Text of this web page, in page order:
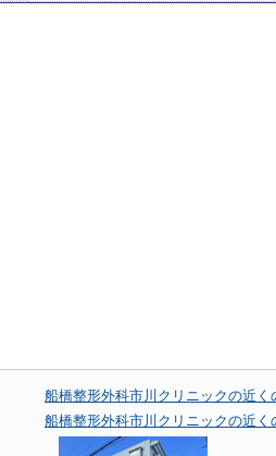
船橋整形外科市川クリニックの近く
船橋整形外科市川クリニックの近く